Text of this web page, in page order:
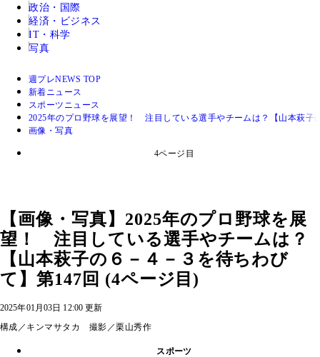
政治・国際
経済・ビジネス
IT・科学
写真
週プレNEWS TOP
新着ニュース
スポーツニュース
2025年のプロ野球を展望！ 注目している選手やチームは？【山本萩子
画像・写真
4ページ目
【画像・写真】2025年のプロ野球を展
望！ 注目している選手やチームは？
【山本萩子の６－４－３を待ちわび
て】第147回 (4ページ目)
2025年01月03日 12:00 更新
構成／キンマサタカ 撮影／栗山秀作
スポーツ